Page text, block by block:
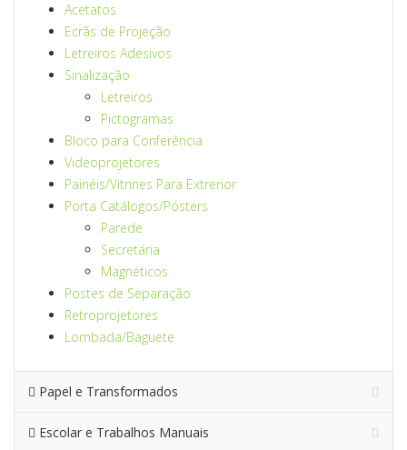
Acetatos
Ecrãs de Projeção
Letreiros Adesivos
Sinalização
Letreiros
Pictogramas
Bloco para Conferência
Videoprojetores
Painéis/Vitrines Para Extrerior
Porta Catálogos/Pósters
Parede
Secretária
Magnéticos
Postes de Separação
Retroprojetores
Lombada/Baguete
Papel e Transformados
Escolar e Trabalhos Manuais